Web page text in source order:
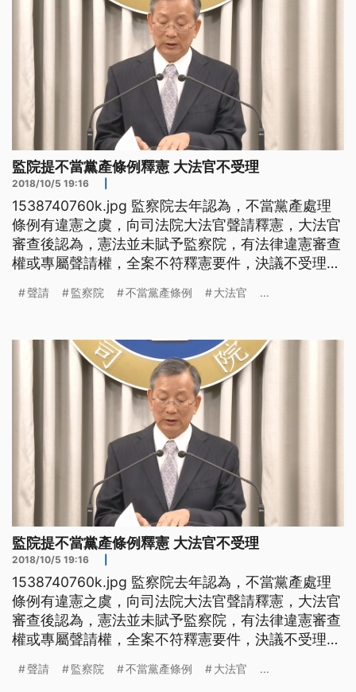
監院提不當黨產條例釋憲 大法官不受理
2018/10/5 19:16
1538740760k.jpg 監察院去年認為，不當黨產處理
條例有違憲之虞，向司法院大法官聲請釋憲，大法官
審查後認為，憲法並未賦予監察院，有法律違憲審查
權或專屬聲請權，全案不符釋憲要件，決議不受理。
察院專屬的這個法律違憲審查權，或是專屬的聲請
草案裡面有提議，要讓監察院有專屬的違憲聲請權，
聲請 監察院 不當黨產條例 大法官 ...
監院提不當黨產條例釋憲 大法官不受理
2018/10/5 19:16
1538740760k.jpg 監察院去年認為，不當黨產處理
條例有違憲之虞，向司法院大法官聲請釋憲，大法官
審查後認為，憲法並未賦予監察院，有法律違憲審查
權或專屬聲請權，全案不符釋憲要件，決議不受理。
察院專屬的這個法律違憲審查權，或是專屬的聲請
聲請 監察院 不當黨產條例 大法官 ...